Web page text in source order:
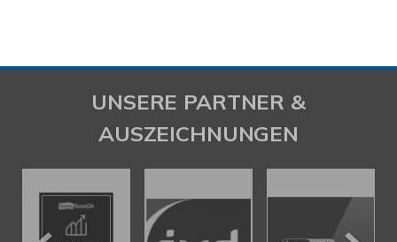
UNSERE PARTNER &
AUSZEICHNUNGEN